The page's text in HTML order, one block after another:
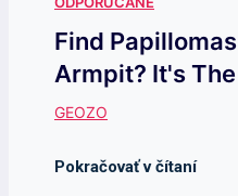
Find
Armpit? It's